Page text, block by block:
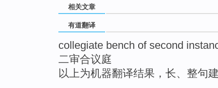
相关文章
有道翻译
collegiate bench of second
二审合议庭
以上为机器翻译结果，长、整句